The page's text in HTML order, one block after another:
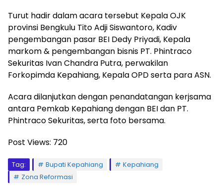
Turut hadir dalam acara tersebut Kepala OJK
provinsi Bengkulu Tito Adji Siswantoro, Kadiv
pengembangan pasar BEI Dedy Priyadi, Kepala
markom & pengembangan bisnis PT. Phintraco
Sekuritas Ivan Chandra Putra, perwakilan
Forkopimda Kepahiang, Kepala OPD serta para ASN.
Acara dilanjutkan dengan penandatangan kerjsama
antara Pemkab Kepahiang dengan BEI dan PT.
Phintraco Sekuritas, serta foto bersama.
Post Views: 720
Tag: Bupati Kepahiang
Kepahiang
Zona Reformasi